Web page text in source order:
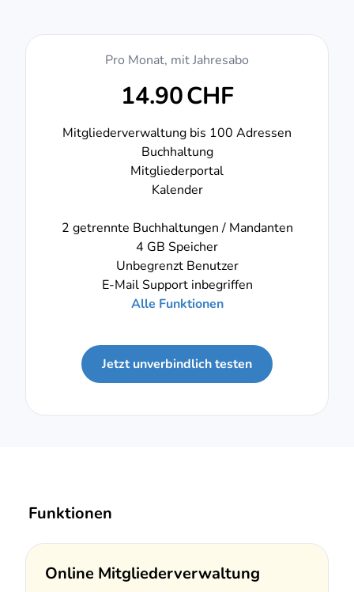
Pro Monat, mit Jahresabo
14.90CHF
Mitgliederverwaltung bis 100 Adressen
Buchhaltung
Mitgliederportal
Kalender
2 getrennte Buchhaltungen / Mandanten
4 GB Speicher
Unbegrenzt Benutzer
E-Mail Support inbegriffen
Alle Funktionen
Jetzt unverbindlich testen
Funktionen
Online Mitgliederverwaltung